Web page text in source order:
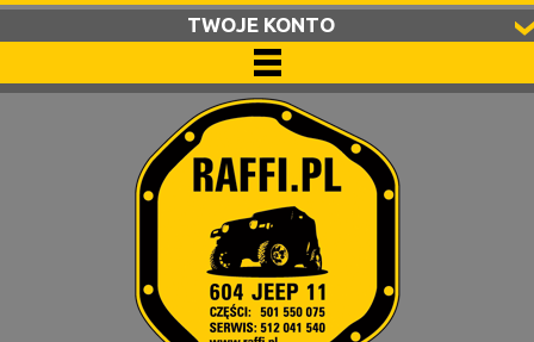
TWOJE KONTO